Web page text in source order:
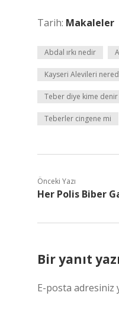
Tarih: Makaleler
Abdal ırkı nedir
Kayseri Alevileri
Teber diye kime denir
Teberler cingene mi
Önceki Yazı
Her Polis Biber
Bir yanıt
E-posta adresiniz